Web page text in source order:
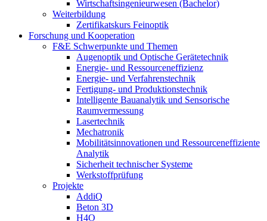
Wirtschaftsingenieurwesen (Bachelor)
Weiterbildung
Zertifikatskurs Feinoptik
Forschung und Kooperation
F&E Schwerpunkte und Themen
Augenoptik und Optische Gerätetechnik
Energie- und Ressourceneffizienz
Energie- und Verfahrenstechnik
Fertigung- und Produktionstechnik
Intelligente Bauanalytik und Sensorische
Raumvermessung
Lasertechnik
Mechatronik
Mobilitätsinnovationen und Ressourceneffiziente
Analytik
Sicherheit technischer Systeme
Werkstoffprüfung
Projekte
AddiQ
Beton 3D
H4O